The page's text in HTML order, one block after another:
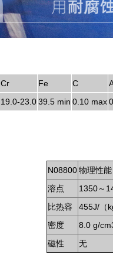
Cr Fe C
19.0-23.039.5 min 0.10 max
N08800物理性能
溶点
1350～
比热容
455J/（
密度
8.0 g/
磁性
无